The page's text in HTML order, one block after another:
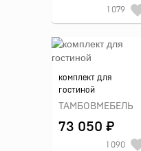
1 079
комплект для
гостиной
ТАМБОВМЕБЕЛЬ
73 050 ₽
1 090